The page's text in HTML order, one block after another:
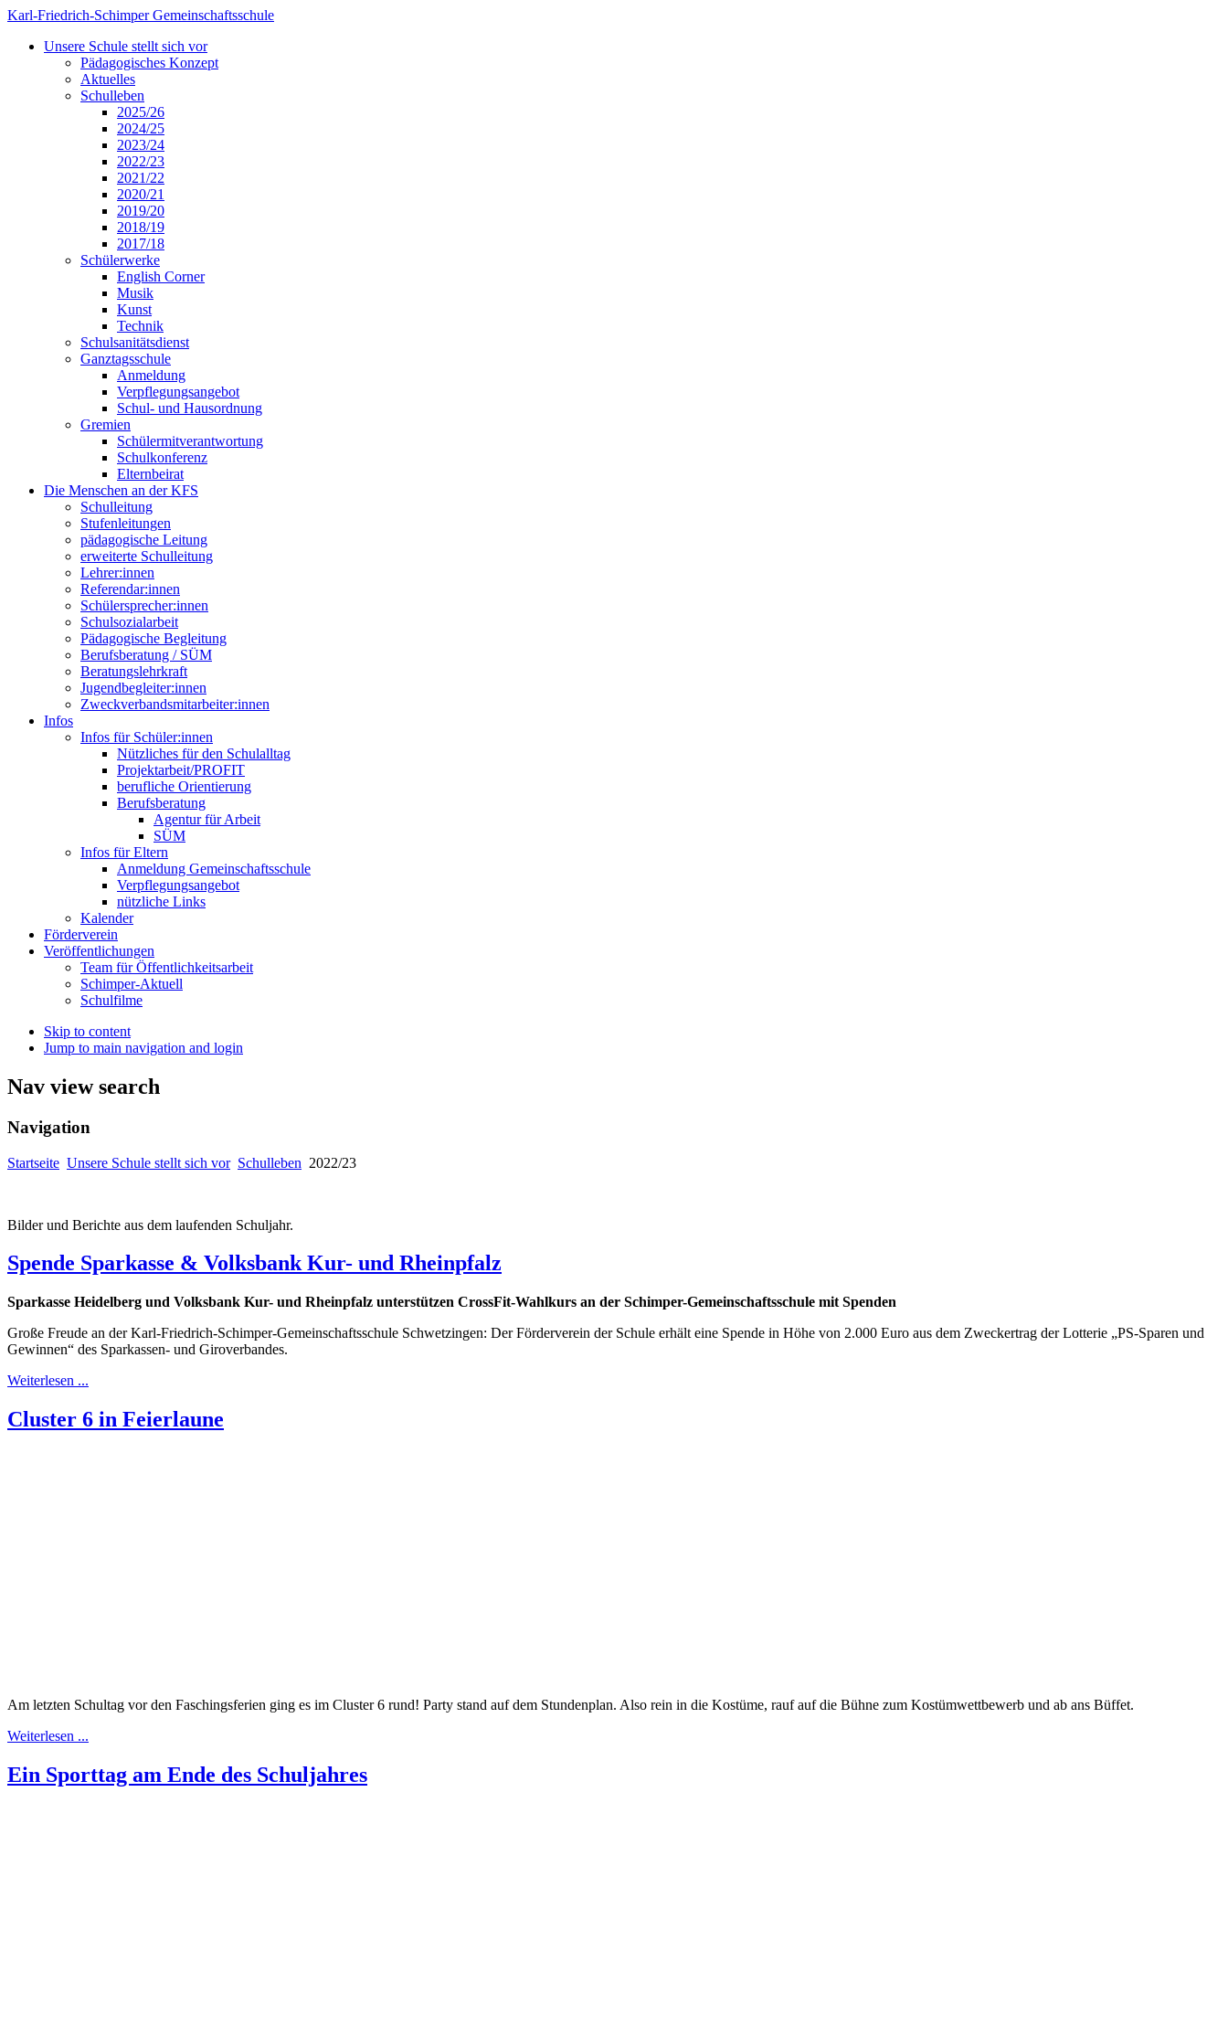
Karl-Friedrich-Schimper Gemeinschaftsschule
Unsere Schule stellt sich vor
Pädagogisches Konzept
Aktuelles
Schulleben
2025/26
2024/25
2023/24
2022/23
2021/22
2020/21
2019/20
2018/19
2017/18
Schülerwerke
English Corner
Musik
Kunst
Technik
Schulsanitätsdienst
Ganztagsschule
Anmeldung
Verpflegungsangebot
Schul- und Hausordnung
Gremien
Schülermitverantwortung
Schulkonferenz
Elternbeirat
Die Menschen an der KFS
Schulleitung
Stufenleitungen
pädagogische Leitung
erweiterte Schulleitung
Lehrer:innen
Referendar:innen
Schülersprecher:innen
Schulsozialarbeit
Pädagogische Begleitung
Berufsberatung / SÜM
Beratungslehrkraft
Jugendbegleiter:innen
Zweckverbandsmitarbeiter:innen
Infos
Infos für Schüler:innen
Nützliches für den Schulalltag
Projektarbeit/PROFIT
berufliche Orientierung
Berufsberatung
Agentur für Arbeit
SÜM
Infos für Eltern
Anmeldung Gemeinschaftsschule
Verpflegungsangebot
nützliche Links
Kalender
Förderverein
Veröffentlichungen
Team für Öffentlichkeitsarbeit
Schimper-Aktuell
Schulfilme
Skip to content
Jump to main navigation and login
Nav view search
Navigation
Startseite Unsere Schule stellt sich vor Schulleben 2022/23
Bilder und Berichte aus dem laufenden Schuljahr.
Spende Sparkasse & Volksbank Kur- und Rheinpfalz
Sparkasse Heidelberg und Volksbank Kur- und Rheinpfalz unterstützen CrossFit-Wahlkurs an der Schimper-Gemeinschaftsschule mit Spenden
Große Freude an der Karl-Friedrich-Schimper-Gemeinschaftsschule Schwetzingen: Der Förderverein der Schule erhält eine Spende in Höhe von 2.000 Euro aus dem Zweckertrag der Lotterie „PS-Sparen und
Gewinnen“ des Sparkassen- und Giroverbandes.
Weiterlesen ...
Cluster 6 in Feierlaune
Am letzten Schultag vor den Faschingsferien ging es im Cluster 6 rund! Party stand auf dem Stundenplan. Also rein in die Kostüme, rauf auf die Bühne zum Kostümwettbewerb und ab ans Büffet.
Weiterlesen ...
Ein Sporttag am Ende des Schuljahres